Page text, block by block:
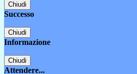
Chiudi
Successo
Chiudi
Informazione
Chiudi
Attendere...